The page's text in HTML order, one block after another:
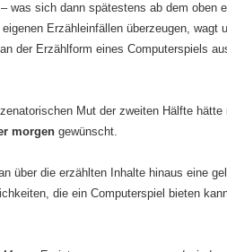
was sich dann spätestens ab dem oben
Erzähleinfällen überzeugen, wagt
der Erzählform eines Computerspiels
Mut der zweiten Hälfte
morgen gewünscht.
über die erzählten Inhalte hinaus eine
die ein Computerspiel bieten